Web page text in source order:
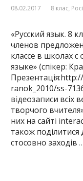
08.02.2017 8 клас,
«Русский язык. 8
членов
классе в школах
языке» (спікер:
ranok_2010/ss-
відеозаписи всіх
творчого
них на сайті
також
стосовно заходів